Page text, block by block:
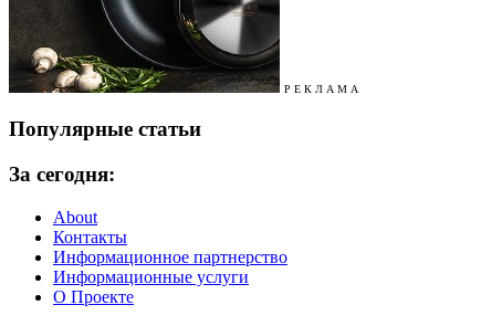
Р Е К Л А М А
Популярные статьи
За сегодня:
About
Контакты
Информационное партнерство
Информационные услуги
О Проекте